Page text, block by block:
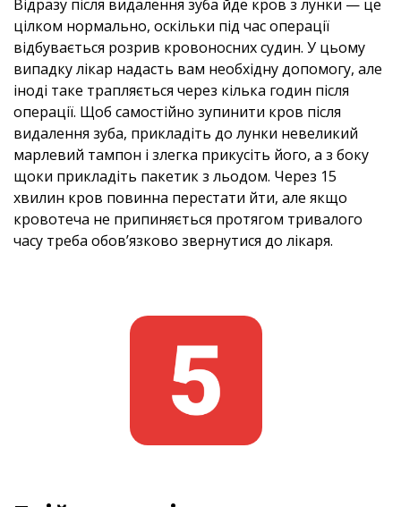
Відразу після видалення зуба йде кров з лунки — це
цілком нормально, оскільки під час операції
відбувається розрив кровоносних судин. У цьому
випадку лікар надасть вам необхідну допомогу, але
іноді таке трапляється через кілька годин після
операції. Щоб самостійно зупинити кров після
видалення зуба, прикладіть до лунки невеликий
марлевий тампон і злегка прикусіть його, а з боку
щоки прикладіть пакетик з льодом. Через 15
хвилин кров повинна перестати йти, але якщо
кровотеча не припиняється протягом тривалого
часу треба обов’язково звернутися до лікаря.